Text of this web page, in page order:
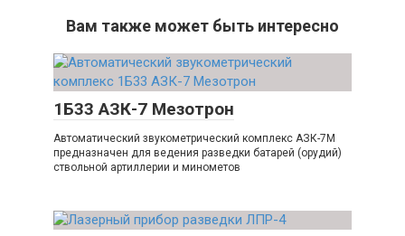
Вам также может быть интересно
1Б33 АЗК-7 Мезотрон
Автоматический звукометрический комплекс АЗК-7М
предназначен для ведения разведки батарей (орудий)
ствольной артиллерии и минометов